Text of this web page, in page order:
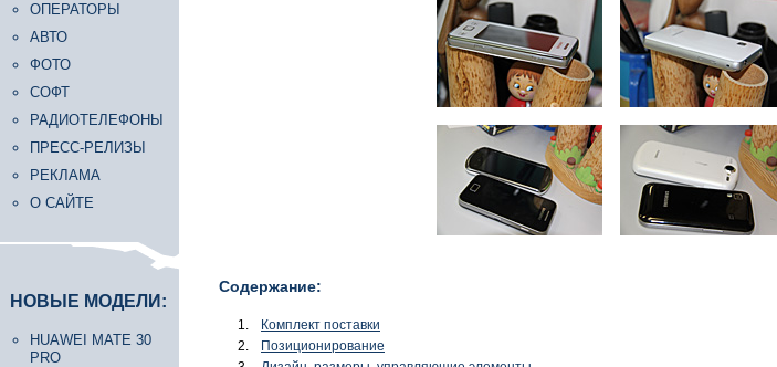
ОПЕРАТОРЫ
АВТО
ФОТО
СОФТ
РАДИОТЕЛЕФОНЫ
ПРЕСС-РЕЛИЗЫ
РЕКЛАМА
О САЙТЕ
НОВЫЕ МОДЕЛИ:
HUAWEI MATE 30
PRO
Содержание:
Комплект поставки
Позиционирование